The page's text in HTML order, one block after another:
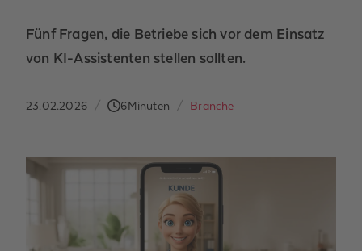
Fünf Fragen, die Betriebe sich vor dem Einsatz
von KI-Assistenten stellen sollten.
23.02.2026 / 6Minuten / Branche